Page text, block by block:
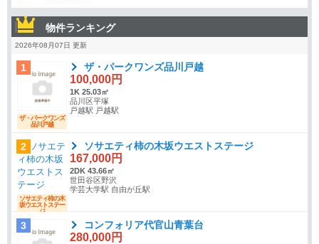
物件ランキング
2026年08月07日 更新
1
ザ・パークワンズ
品川戸越
ザ・パークワンズ品川戸越
100,000円
1K 25.03㎡
品川区平塚
戸越駅 戸越駅
2
ソサエティ柿の木
坂ウエストステー
ジ
ソサエティ柿の木坂ウエストステージ
167,000円
2DK 43.66㎡
世田谷区野沢
学芸大学駅 自由が丘駅
3 コンフォリア代官山青葉台
280,000円